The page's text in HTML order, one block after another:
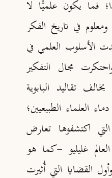
فما يكون علميًّا لا
في تاريخ الفكر
الأسلوب العلمي في
مجال التفكير
تقاليد البابوية
العلماء الطبيعيين؛
اكتشفوها تعارض
غليليو -كما هو
القضايا التي أُثيرت